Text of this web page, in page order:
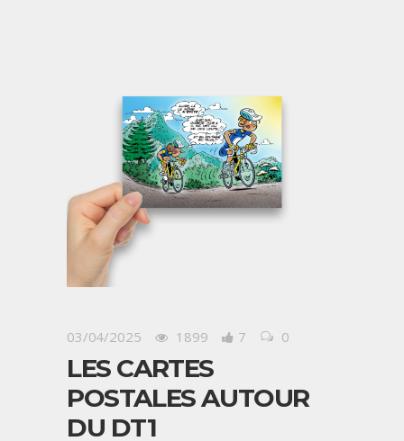
03/04/2025 1899 7 0
LES CARTES
POSTALES AUTOUR
DU DT1